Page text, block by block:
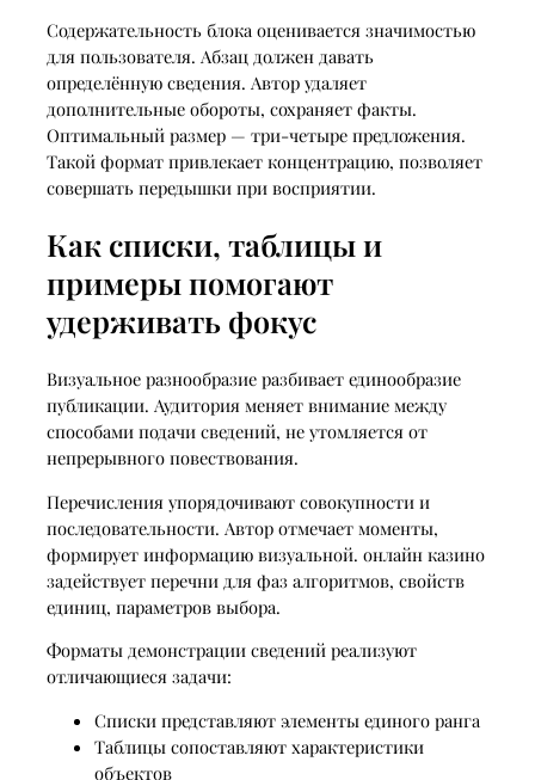
Содержательность блока оценивается значимостью
для пользователя. Абзац должен давать
определённую сведения. Автор удаляет
дополнительные обороты, сохраняет факты.
Оптимальный размер — три-четыре предложения.
Такой формат привлекает концентрацию, позволяет
совершать передышки при восприятии.
Как списки, таблицы и
примеры помогают
удерживать фокус
Визуальное разнообразие разбивает единообразие
публикации. Аудитория меняет внимание между
способами подачи сведений, не утомляется от
непрерывного повествования.
Перечисления упорядочивают совокупности и
последовательности. Автор отмечает моменты,
формирует информацию визуальной. онлайн казино
задействует перечни для фаз алгоритмов, свойств
единиц, параметров выбора.
Форматы демонстрации сведений реализуют
отличающиеся задачи:
Списки представляют элементы единого ранга
Таблицы сопоставляют характеристики
объектов